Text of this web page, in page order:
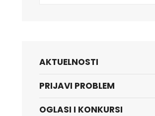
AKTUELNOSTI
PRIJAVI PROBLEM
OGLASI I KONKURSI